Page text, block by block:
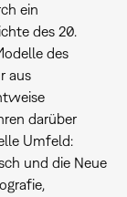
ein
des 20.
des
aus
darüber
Umfeld:
und die Neue